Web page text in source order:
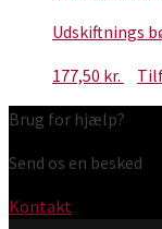
Udskiftnings
177,50 kr.
Brug for hjælp?
Send os en besked
Kontakt